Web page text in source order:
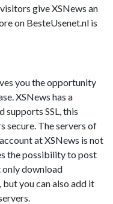
give XSNews an
on BesteUsenet.nl is
you the opportunity
XSNews has a
supports SSL, this
secure. The servers of
at XSNews is not
the possibility to post
only download
you can also add it